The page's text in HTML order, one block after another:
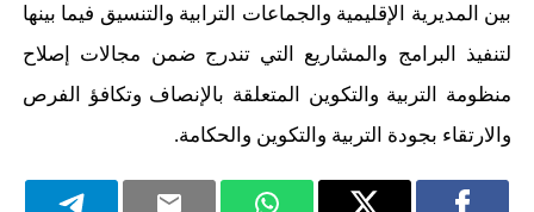
بين المديرية الإقليمية والجماعات الترابية والتنسيق فيما بينها
لتنفيذ البرامج والمشاريع التي تندرج ضمن مجالات إصلاح
منظومة التربية والتكوين المتعلقة بالإنصاف وتكافؤ الفرص
والارتقاء بجودة التربية والتكوين والحكامة.